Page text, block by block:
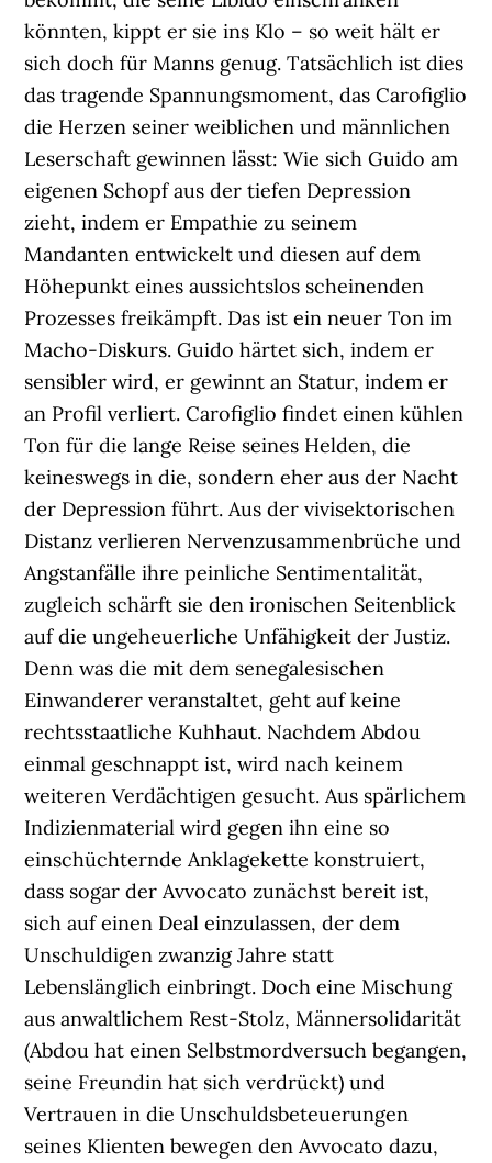
könnten, kippt er sie ins Klo – so weit hält er
sich doch für Manns genug. Tatsächlich ist dies
das tragende Spannungsmoment, das Carofiglio
die Herzen seiner weiblichen und männlichen
Leserschaft gewinnen lässt: Wie sich Guido am
eigenen Schopf aus der tiefen Depression
zieht, indem er Empathie zu seinem
Mandanten entwickelt und diesen auf dem
Höhepunkt eines aussichtslos scheinenden
Prozesses freikämpft. Das ist ein neuer Ton im
Macho-Diskurs. Guido härtet sich, indem er
sensibler wird, er gewinnt an Statur, indem er
an Profil verliert. Carofiglio findet einen kühlen
Ton für die lange Reise seines Helden, die
keineswegs in die, sondern eher aus der Nacht
der Depression führt. Aus der vivisektorischen
Distanz verlieren Nervenzusammenbrüche und
Angstanfälle ihre peinliche Sentimentalität,
zugleich schärft sie den ironischen Seitenblick
auf die ungeheuerliche Unfähigkeit der Justiz.
Denn was die mit dem senegalesischen
Einwanderer veranstaltet, geht auf keine
rechtsstaatliche Kuhhaut. Nachdem Abdou
einmal geschnappt ist, wird nach keinem
weiteren Verdächtigen gesucht. Aus spärlichem
Indizienmaterial wird gegen ihn eine so
einschüchternde Anklagekette konstruiert,
dass sogar der Avvocato zunächst bereit ist,
sich auf einen Deal einzulassen, der dem
Unschuldigen zwanzig Jahre statt
Lebenslänglich einbringt. Doch eine Mischung
aus anwaltlichem Rest-Stolz, Männersolidarität
(Abdou hat einen Selbstmordversuch begangen,
seine Freundin hat sich verdrückt) und
Vertrauen in die Unschuldsbeteuerungen
seines Klienten bewegen den Avvocato dazu,